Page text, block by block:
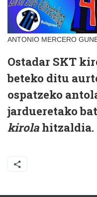
ANTONIO MERCERO
Ostadar SKT
beteko ditu
ospatzeko
jardueretako
kirola hitzaldia.